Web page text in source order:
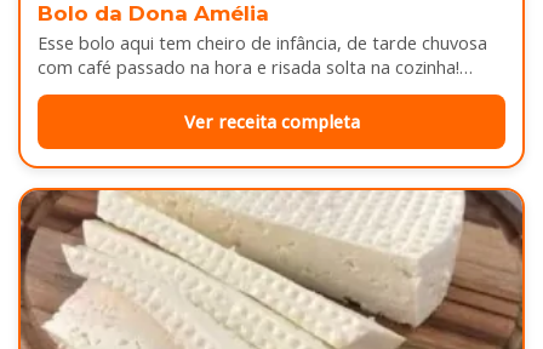
Bolo da Dona Amélia
Esse bolo aqui tem cheiro de infância, de tarde chuvosa
com café passado na hora e risada solta na cozinha!…
Ver receita completa